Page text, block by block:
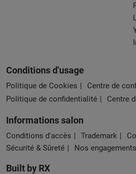
Conditions d'usage
Politique de Cookies
Centre de
Politique de confidentialité
Centre
Informations salon
Conditions d'accès Trademark
Sécurité & Sûreté
Nos engagements
Built by RX